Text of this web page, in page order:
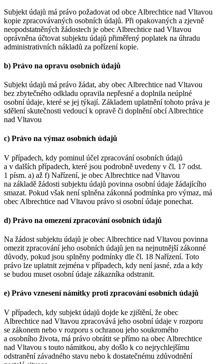
Subjekt údajů má právo požadovat od obce Albrechtice nad Vltavou
kopie zpracovávaných osobních údajů. Při opakovaných a zjevně
neopodstatněných žádostech je obec Albrechtice nad Vltavou
oprávněna účtovat subjektu údajů přiměřený poplatek na úhradu
administrativních nákladů za pořízení kopie.
b) Právo na opravu osobních údajů
Subjekt údajů má právo žádat, aby obec Albrechtice nad Vltavou
bez zbytečného odkladu opravila nepřesné a doplnila neúplné
osobní údaje, které se jej týkají. Základem uplatnění tohoto práva je
sdělení skutečnosti vedoucí k opravě či doplnění obcí Albrechtice
nad Vltavou
c) Právo na výmaz osobních údajů
V případech, kdy pominul účel zpracování osobních údajů
a v dalších případech, které jsou podrobně uvedeny v čl. 17 odst.
1 písm. a) až f) Nařízení, je obec Albrechtice nad Vltavou
na základě žádosti subjektu údajů povinna osobní údaje žádajícího
smazat. Pokud však není splněna zákonná podmínka pro výmaz, má
obec Albrechtice nad Vltavou právo si osobní údaje ponechat.
d) Právo na omezení zpracování osobních údajů
Na žádost subjektu údajů je obec Albrechtice nad Vltavou povinna
omezit zpracování jeho osobních údajů jen na nejnutnější zákonné
důvody, pokud jsou splněny podmínky dle čl. 18 Nařízení. Toto
právo lze uplatnit zejména v případech, kdy není jasné, zda a kdy
se budou muset osobní údaje zákazníka odstranit.
e) Právo vznesení námitky proti zpracování osobních údajů
V případech, kdy subjekt údajů dojde ke zjištění, že obec
Albrechtice nad Vltavou zpracovává jeho osobní údaje v rozporu
se zákonem nebo v rozporu s ochranou jeho soukromého
a osobního života, má právo obrátit se přímo na obec Albrechtice
nad Vltavou s touto námitkou, aby došlo k co nejrychlejšímu
odstranění závadného stavu nebo k dostatečnému zdůvodnění